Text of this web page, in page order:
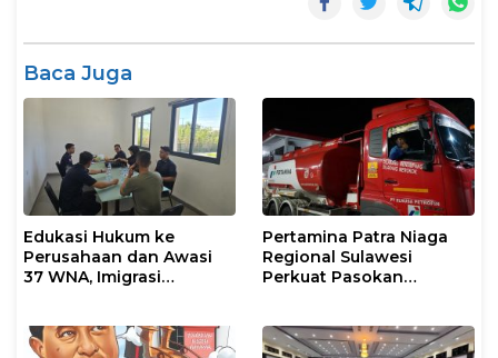
Baca Juga
Edukasi Hukum ke
Perusahaan dan Awasi
37 WNA, Imigrasi
Pangkep
Pertamina Patra Niaga
Regional Sulawesi
Perkuat Pasokan